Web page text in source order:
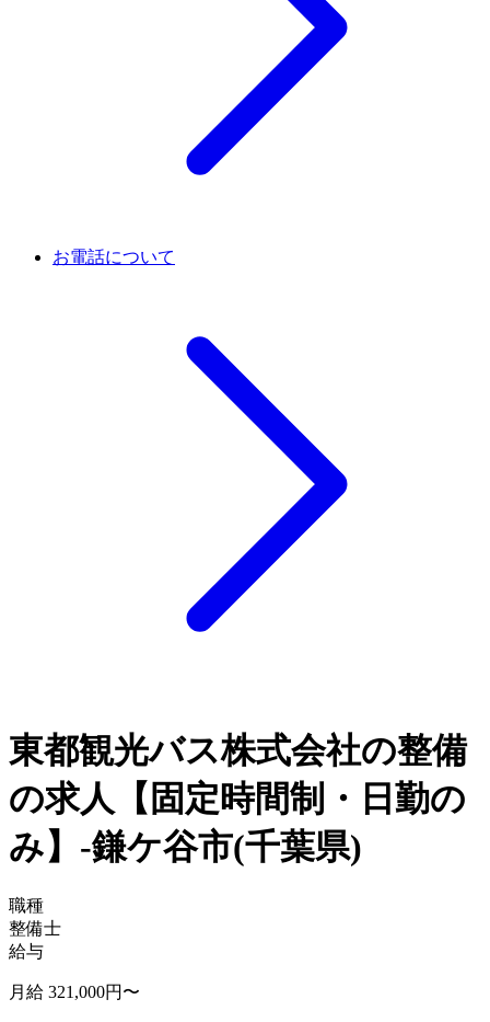
お電話について
東都観光バス株式会社の整備
の求人【固定時間制・日勤の
み】-鎌ケ谷市(千葉県)
職種
整備士
給与
月給 321,000円〜